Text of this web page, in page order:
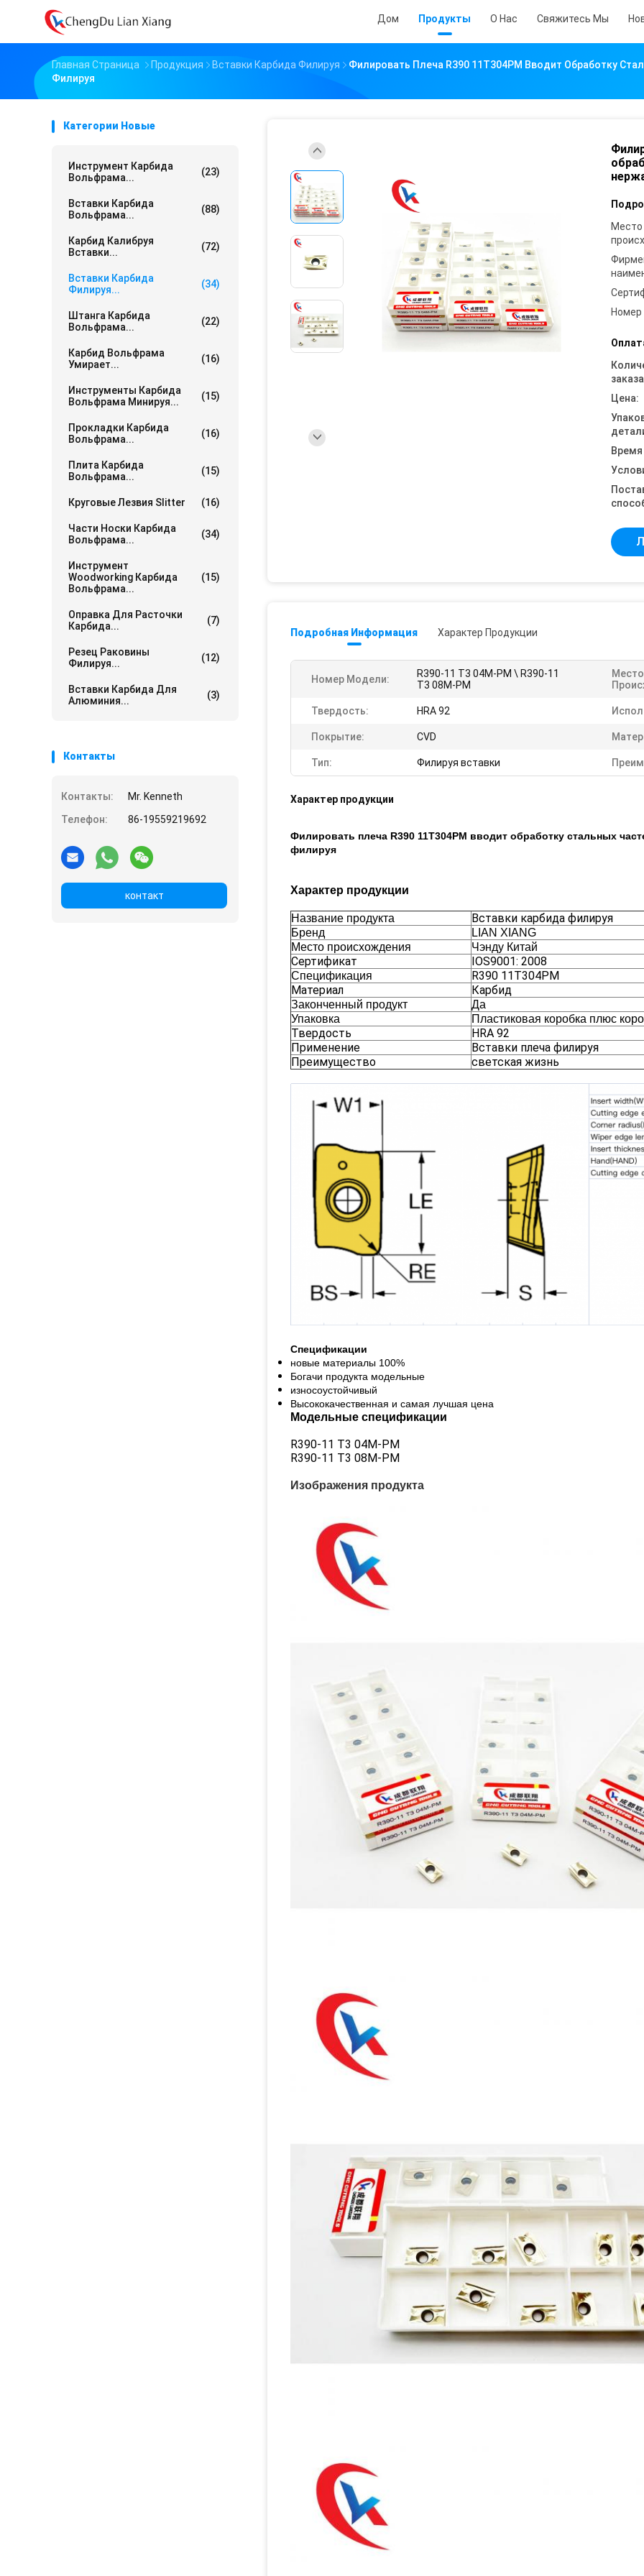
Дом Продукты О Нас Свяжитесь Мы
Главная Страница Продукция Вставки Карбида Филируя
Филировать Плеча R390 11T304PM Вводит Обработку
Филируя
Категории Новые
Инструмент Карбида
Вольфрама...
(23)
Вставки Карбида
Вольфрама...
(88)
Карбид Калибруя
Вставки...
(72)
Вставки Карбида
Филируя...
(34)
Штанга Карбида
Вольфрама...
(22)
Карбид Вольфрама
Умирает...
(16)
Инструменты Карбида
Вольфрама Минируя...
(15)
Прокладки Карбида
Вольфрама...
(16)
Плита Карбида
Вольфрама...
(15)
Круговые Лезвия Slitter (16)
Части Носки Карбида
Вольфрама...
(34)
Инструмент
Woodworking Карбида
Вольфрама...
(15)
Оправка Для Расточки
Карбида...
(7)
Резец Раковины
Филируя...
(12)
Вставки Карбида Для
Алюминия...
(3)
Контакты
Контакты:
Mr. Kenneth
Телефон:
86-19559219692
контакт
Место
Цена:
Подробная Информация Характер Продукции
Номер Модели:
R390-11 T3 04M-PM \ R390-11
T3 08M-PM
Место
Твердость: HRA 92
Покрытие: CVD
Тип: Филируя вставки
Характер продукции
Филировать плеча R390 11T304PM вводит обработку стальных
филируя
Характер продукции
Название продукта Вставки карбида филируя
Бренд
LIAN XIANG
Место происхождения
Чэнду Китай
Сертификат IOS9001: 2008
Спецификация
R390 11T304PM
Материал
Карбид
Законченный продукт
Да
Упаковка
Пластиковая коробка плюс
Твердость
HRA 92
Применение
Вставки плеча филируя
Преимущество
светская жизнь
Спецификации
новые материалы 100%
Богачи продукта модельные
износоустойчивый
Высококачественная и самая лучшая цена
Модельные спецификации
R390-11 T3 04M-PM
R390-11 T3 08M-PM
Изображения продукта